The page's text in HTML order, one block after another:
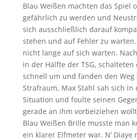
Blau Weißen machten das Spiel
gefährlich zu werden und
sich ausschließlich darauf
stehen und auf Fehler zu
nicht lange auf sich warten.
in der Hälfte der TSG,
schnell um und fanden den Weg
Strafraum, Max Stahl sah sich in
Situation und foulte seinen
gerade an ihm vorbeiziehen
Blau Weißen Brille musste man
ein klarer Elfmeter war. N’ Diaye